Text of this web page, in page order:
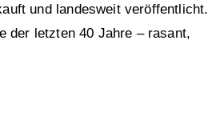
und landesweit veröffentlicht.
der letzten 40 Jahre – rasant,